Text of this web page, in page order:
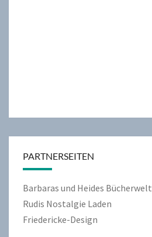
PARTNERSEITEN
Barbaras und Heides Bücherwelt
Rudis Nostalgie Laden
Friedericke-Design